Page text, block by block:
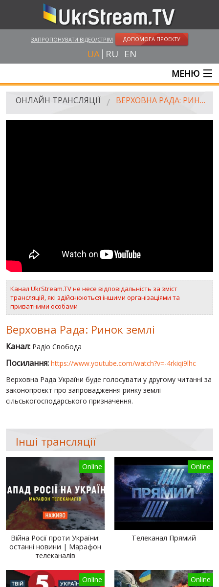
ЗАПРОПОНУВАТИ ВІДЕО/СТРІМ ДОПОМОГА ПРОЕКТУ
UA RU EN
МЕНЮ
ГОЛОВНА
РОСІЙСЬКО-УКРАЇНСЬКА ВІЙНА
"WINTER ON FIRE"
ХРОНОЛОГІЯ ЄВРОМАЙДАНУ
ПОСЛУГИ
ОНЛАЙН ТРАНСЛЯЦІЇ ВЕРХОВНА РАДА: РИНОК ЗЕМЛІ
Канал UkrStream.TV не несе відповідальність за зміст
трансляцій, які здійснюються іншими організаціями та
приватними особами
Верховна Рада: Ринок землі
Канал: Радіо Свобода
Посилання: https://www.youtube.com/watch?v=-4rkiqi9lhc
Верховна Рада України буде голосувати у другому читанні за
законопроєкт про запровадження ринку землі
сільськогосподарського призначення.
Інші трансляції
Online
Війна Росії проти України:
останні новини | Марафон
телеканалів
Online
Телеканал Прямий
Online Online